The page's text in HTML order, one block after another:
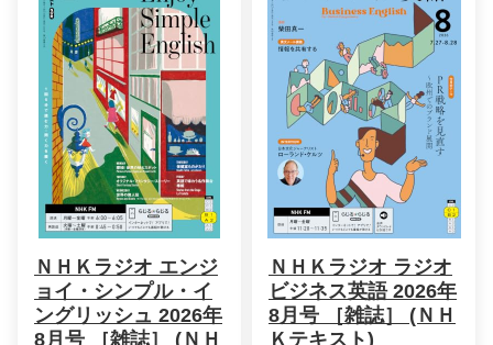
ＮＨＫラジオ エンジ
ョイ・シンプル・イ
ングリッシュ 2026年
8月号 ［雑誌］ (ＮＨ
ＮＨＫラジオ ラジオ
ビジネス英語 2026年
8月号 ［雑誌］ (ＮＨ
Ｋテキスト)